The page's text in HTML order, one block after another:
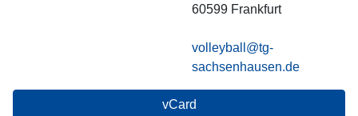
60599 Frankfurt
volleyball@tg-
sachsenhausen.de
vCard